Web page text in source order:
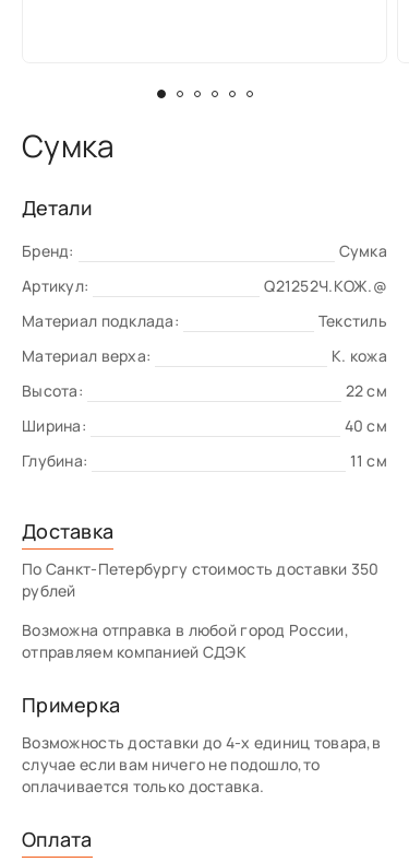
Сумка
Детали
Бренд:
Сумка
Артикул:
Q21252Ч.КОЖ.@
Материал подклада:
Текстиль
Материал верха:
К. кожа
Высота:
22 см
Ширина:
40 см
Глубина:
11 см
Доставка
По Санкт-Петербургу стоимость доставки 350
рублей
Возможна отправка в любой город России,
отправляем компанией СДЭК
Примерка
Возможность доставки до 4-х единиц товара,в
случае если вам ничего не подошло,то
оплачивается только доставка.
Оплата